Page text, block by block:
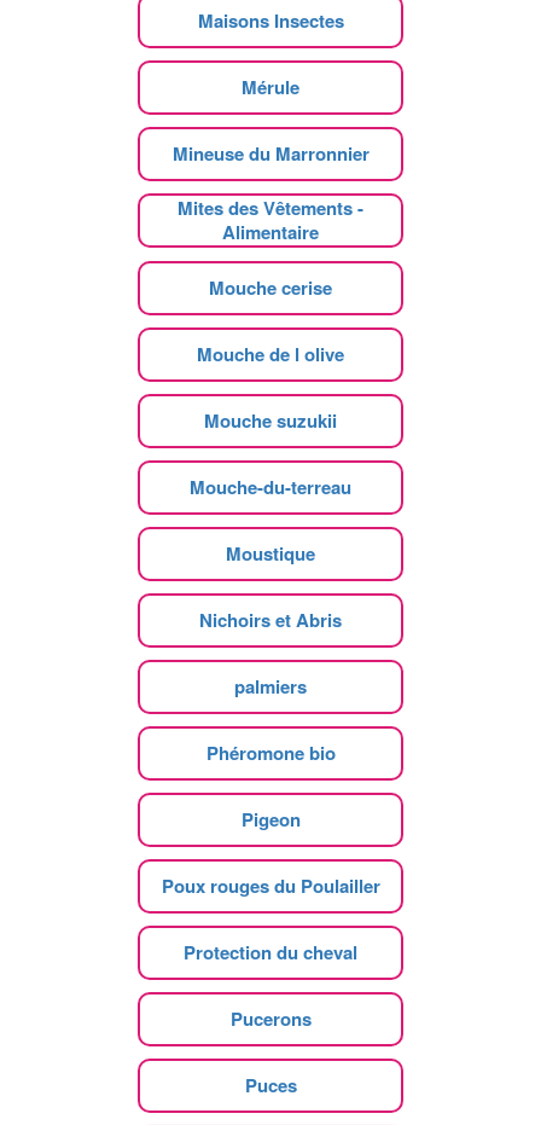
Maisons Insectes
Mérule
Mineuse du Marronnier
Mites des Vêtements -
Alimentaire
Mouche cerise
Mouche de l olive
Mouche suzukii
Mouche-du-terreau
Moustique
Nichoirs et Abris
palmiers
Phéromone bio
Pigeon
Poux rouges du Poulailler
Protection du cheval
Pucerons
Puces